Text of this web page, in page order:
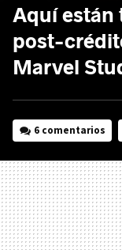
Aquí están
post-
Marvel
6 comentarios